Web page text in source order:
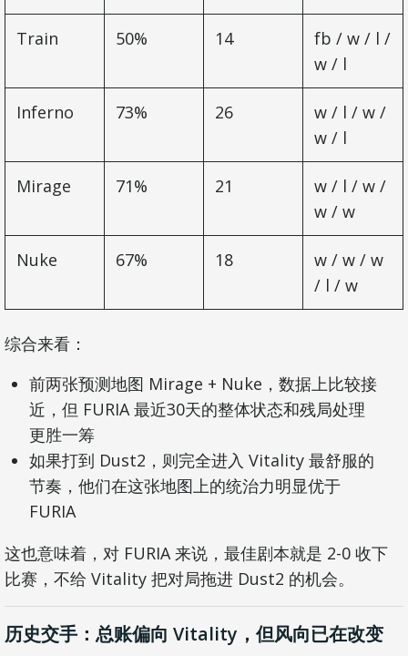
Train 50% 14
fb / w / l /
w / l
Inferno 73% 26
w / l / w /
w / l
Mirage 71% 21
w / l / w /
w / w
Nuke 67% 18
w / w / w
/ l / w
综合来看：
前两张预测地图 Mirage + Nuke，数据上比较接
近，但 FURIA 最近30天的整体状态和残局处理
更胜一筹
如果打到 Dust2，则完全进入 Vitality 最舒服的
节奏，他们在这张地图上的统治力明显优于
FURIA
这也意味着，对 FURIA 来说，最佳剧本就是 2-0 收下
比赛，不给 Vitality 把对局拖进 Dust2 的机会。
历史交手：总账偏向 Vitality，但风向已在改变